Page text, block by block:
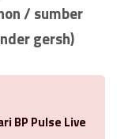
/ sumber
gersh)
BP Pulse Live